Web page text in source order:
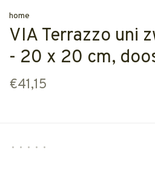
home
VIA Terrazzo uni
- 20 x 20 cm,
€41,15
• • • • •